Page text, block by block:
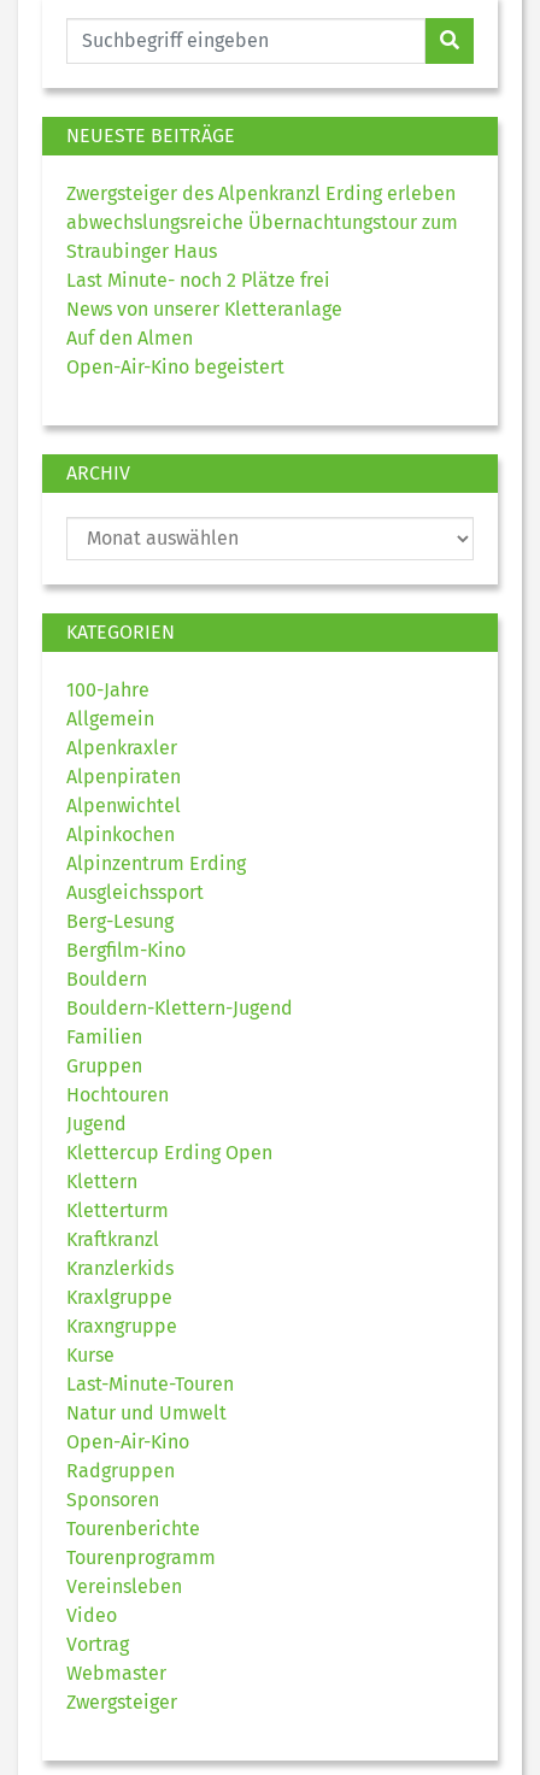
NEUESTE BEITRÄGE
Zwergsteiger des Alpenkranzl Erding erleben
abwechslungsreiche Übernachtungstour zum
Straubinger Haus
Last Minute- noch 2 Plätze frei
News von unserer Kletteranlage
Auf den Almen
Open-Air-Kino begeistert
ARCHIV
KATEGORIEN
100-Jahre
Allgemein
Alpenkraxler
Alpenpiraten
Alpenwichtel
Alpinkochen
Alpinzentrum Erding
Ausgleichssport
Berg-Lesung
Bergfilm-Kino
Bouldern
Bouldern-Klettern-Jugend
Familien
Gruppen
Hochtouren
Jugend
Klettercup Erding Open
Klettern
Kletterturm
Kraftkranzl
Kranzlerkids
Kraxlgruppe
Kraxngruppe
Kurse
Last-Minute-Touren
Natur und Umwelt
Open-Air-Kino
Radgruppen
Sponsoren
Tourenberichte
Tourenprogramm
Vereinsleben
Video
Vortrag
Webmaster
Zwergsteiger